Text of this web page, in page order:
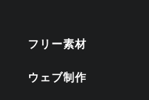
フリー素材
ウェブ制作